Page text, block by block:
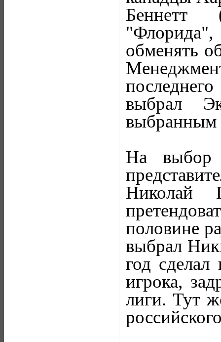
Беннетт
обменять
выбрал
выбранным
На выбор
Николай
половине
выбрал
год
игрока,
лиги. Тут